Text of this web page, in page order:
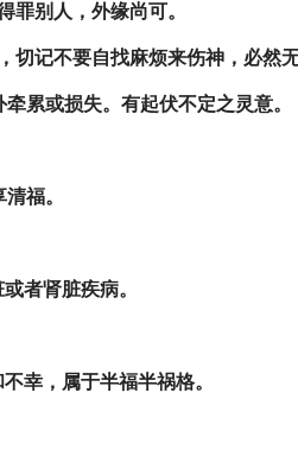
罪别人，外缘尚可。
记不要自找麻烦来伤神，必然无
累或损失。有起伏不定之灵意。
福。
者肾脏疾病。
不幸，属于半福半祸格。